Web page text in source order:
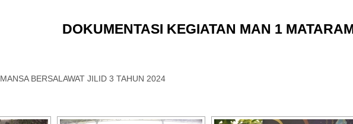
DOKUMENTASI KEGIATAN MAN 1
MANSA BERSALAWAT JILID 3 TAHUN 2024